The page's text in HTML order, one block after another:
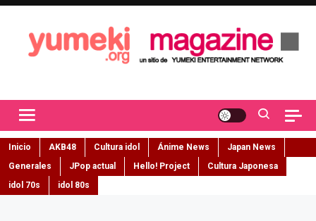
Inicio AKB48 Cultura idol Ánime News
Japan News
Generales
JPop actual Hello! Project
Cultura Japonesa
idol 70s
idol 80s